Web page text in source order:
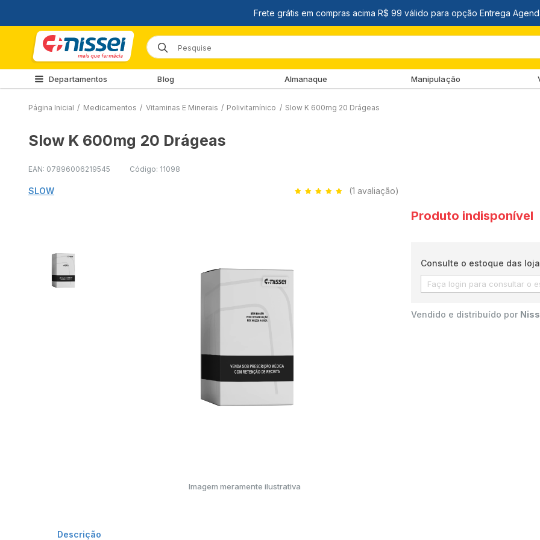
Departamentos Blog Almanaque Manipulação
Página Inicial / Medicamentos / Vitaminas E Minerais / Polivitamínico / Slow K 600mg 20 Drágeas
Slow K 600mg 20 Drágeas
EAN: 07896006219545 Código: 11098
SLOW (1 avaliação)
Imagem meramente ilustrativa
Produto indisponível
Consulte o estoque das
Vendido e distribuído por
Descrição